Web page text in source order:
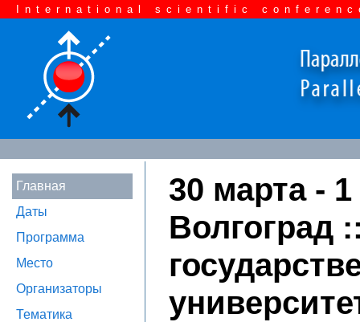
International scientific
Главная
Даты
Программа
Место
Организаторы
Тематика
30 марта -
Волгоград